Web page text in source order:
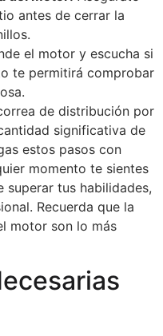
antes de cerrar la
el motor y escucha si
te permitirá comprobar
de distribución por
significativa de
estos pasos con
momento te sientes
superar tus habilidades,
Recuerda que la
motor son lo más